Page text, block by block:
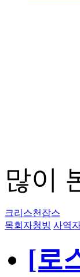
많이
크리스천잡스
목회자청빙 사역
[로